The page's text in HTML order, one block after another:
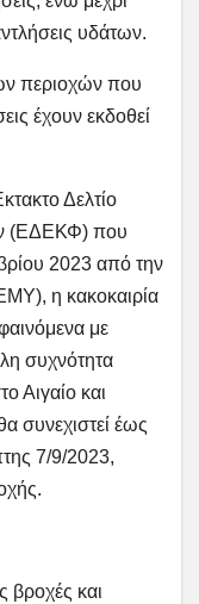
υδάτων.
περιοχών που
έχουν εκδοθεί
Δελτίο
(ΕΔΕΚΦ) που
2023 από την
η κακοκαιρία
με
συχνότητα
Αιγαίο και
συνεχιστεί έως
7/9/2023,
βροχές και